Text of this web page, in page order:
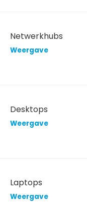
Netwerkhubs
Weergave
Desktops
Weergave
Laptops
Weergave